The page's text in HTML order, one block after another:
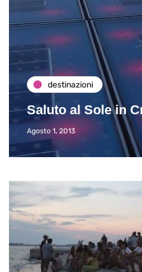
destinazioni
Saluto al Sole in
Agosto 1, 2013